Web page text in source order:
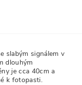
slabým signálem v
dlouhým
je cca 40cm a
k fotopasti.